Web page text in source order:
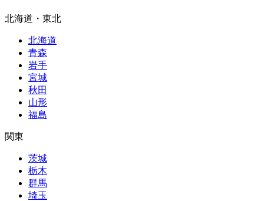
北海道・東北
北海道
青森
岩手
宮城
秋田
山形
福島
関東
茨城
栃木
群馬
埼玉